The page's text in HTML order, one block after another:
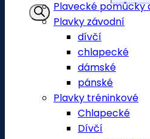
Plavecké pomůcky
Plavky závodní
dívčí
chlapecké
dámské
pánské
Plavky tréninkové
Chlapecké
Dívčí